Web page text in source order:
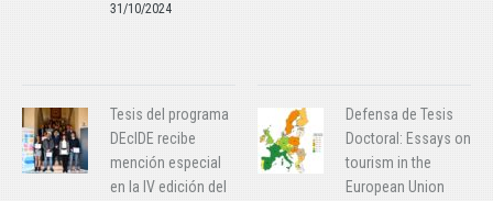
31/10/2024
Tesis del programa
DEcIDE recibe
mención especial
en la IV edición del
Defensa de Tesis
Doctoral: Essays on
tourism in the
European Union